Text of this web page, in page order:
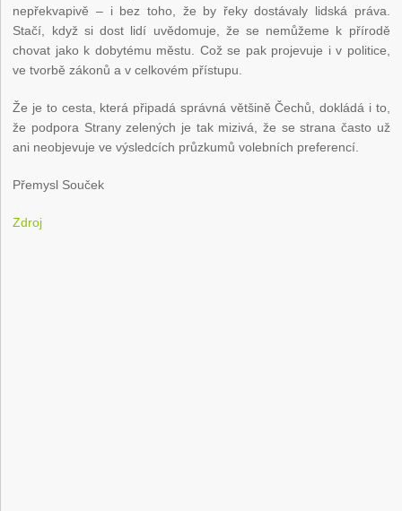
nepřekvapivě – i bez toho, že by řeky dostávaly lidská práva.
Stačí, když si dost lidí uvědomuje, že se nemůžeme k přírodě
chovat jako k dobytému městu. Což se pak projevuje i v politice,
ve tvorbě zákonů a v celkovém přístupu.
Že je to cesta, která připadá správná většině Čechů, dokládá i to,
že podpora Strany zelených je tak mizivá, že se strana často už
ani neobjevuje ve výsledcích průzkumů volebních preferencí.
Přemysl Souček
Zdroj